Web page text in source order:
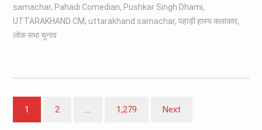
samachar, Pahadi Comedian, Pushkar Singh Dhami,
UTTARAKHAND CM, uttarakhand samachar, पहाड़ी हास्य कलाकार,
लोक सभा चुनाव
Posts
pagination
1 2 … 1,279 Next